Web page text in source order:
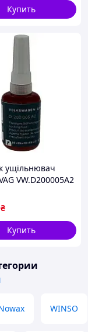
Купить
ущiльнювач
VW.D200005A2
₴
Купить
WINSO